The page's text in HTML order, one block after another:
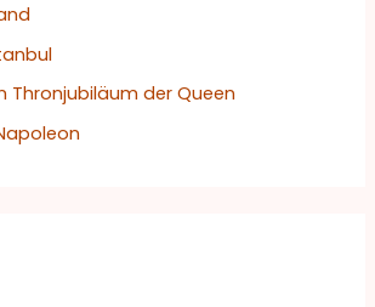
Thronjubiläum der Queen